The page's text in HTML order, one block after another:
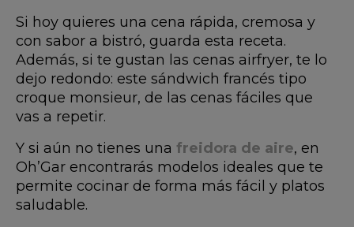
Si hoy quieres una cena rápida, cremosa y
con sabor a bistró, guarda esta receta.
Además, si te gustan las cenas airfryer, te lo
dejo redondo: este sándwich francés tipo
croque monsieur, de las cenas fáciles que
vas a repetir.
Y si aún no tienes una freidora de aire, en
Oh’Gar encontrarás modelos ideales que te
permite cocinar de forma más fácil y platos
saludable.